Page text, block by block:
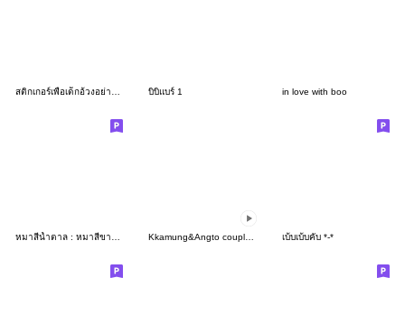
บิบิแบร์ 1 in love with boo
หมาสีน้ำตาล : หมาสีขาว V4 Kkamung&Angto couple10(Kkamung ver.) เบ้บเบ้บคับ *-*